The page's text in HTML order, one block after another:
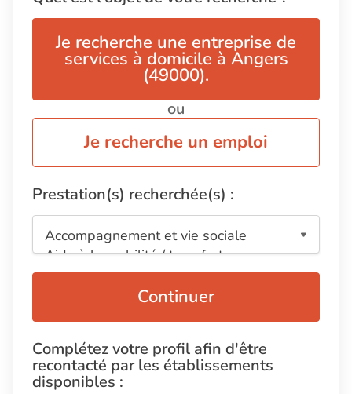
Je recherche une entreprise de
services à domicile à Angers
(49000).
ou
Je recherche un emploi
Prestation(s) recherchée(s) :
Continuer
Complétez votre profil afin d'être
recontacté par les établissements
disponibles :